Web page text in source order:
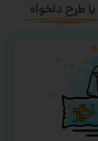
با طرح دلخواه